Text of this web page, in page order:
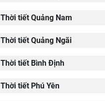
Thời tiết Quảng Nam
Thời tiết Quảng Ngãi
Thời tiết Bình Định
Thời tiết Phú Yên